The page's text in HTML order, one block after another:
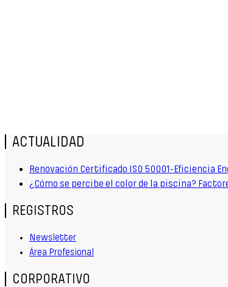
ACTUALIDAD
Renovación Certificado ISO 50001-Eficiencia
¿Cómo se percibe el color de la piscina?
REGISTROS
Newsletter
Área Profesional
CORPORATIVO